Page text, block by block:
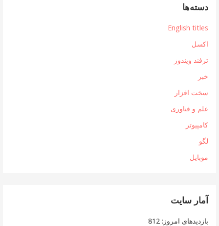
دسته‌ها
English titles
اکسل
ترفند ویندوز
خبر
سخت افزار
علم و فناوری
کامپیوتر
لگو
موبایل
آمار سایت
بازدیدهای امروز: 812